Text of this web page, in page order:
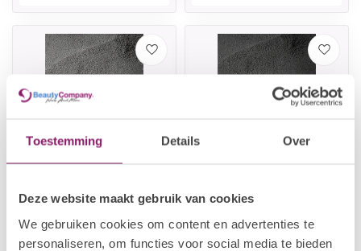
Toestemming Details Over
Deze website maakt gebruik van cookies
We gebruiken cookies om content en advertenties te
personaliseren, om functies voor social media te bieden
POLKADOTS
€19,35
POLKADOTS
€19,35